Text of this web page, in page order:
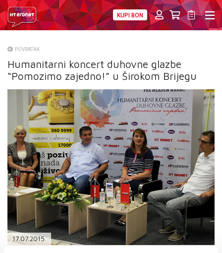
KUPI BON
O NAMA
NATJEČAJI
VELEPRODAJA
KONTAKTI
MOJ PROFIL
E-RAČUN
PODRŠKA
TELEFONSKI IMENIK
POVRATAK
Humanitarni koncert duhovne glazbe
“Pomozimo zajedno!” u Širokom Brijegu
17.07.2015.